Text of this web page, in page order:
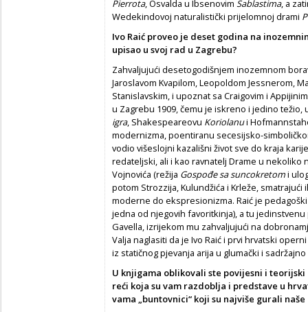
Pierrota, Osvalda u Ibsenovim Sablastima, a
Wedekindovoj naturalistički prijelomnoj drami
Ivo Raić proveo je deset godina na
upisao u svoj rad u Zagrebu?
Zahvaljujući desetogodišnjem inozemnom
Jaroslavom Kvapilom, Leopoldom Jessnerom,
Stanislavskim, i upoznat sa Craigovim i
u Zagrebu 1909, čemu je iskreno i jedino
igra, Shakespeareovu Koriolanui
modernizma, poentiranu secesijsko-
vodio višeslojni kazališni život sve do kraja
redateljski, ali i kao ravnatelj Drame u nekoliko
Vojnovića (režija Gospođe sa suncokretomi
potom Strozzija, Kulundžića i Krleže,
moderne do ekspresionizma. Raić je
jedna od njegovih favoritkinja), a tu
Gavella, izrijekom mu zahvaljujući na
Valja naglasiti da je Ivo Raić i prvi hrvatski
iz statičnog pjevanja arija u glumački i
U knjigama oblikovali ste povijesni i
reći koja su vam razdoblja i predstave u
vama „buntovnici“ koji su najviše gurali